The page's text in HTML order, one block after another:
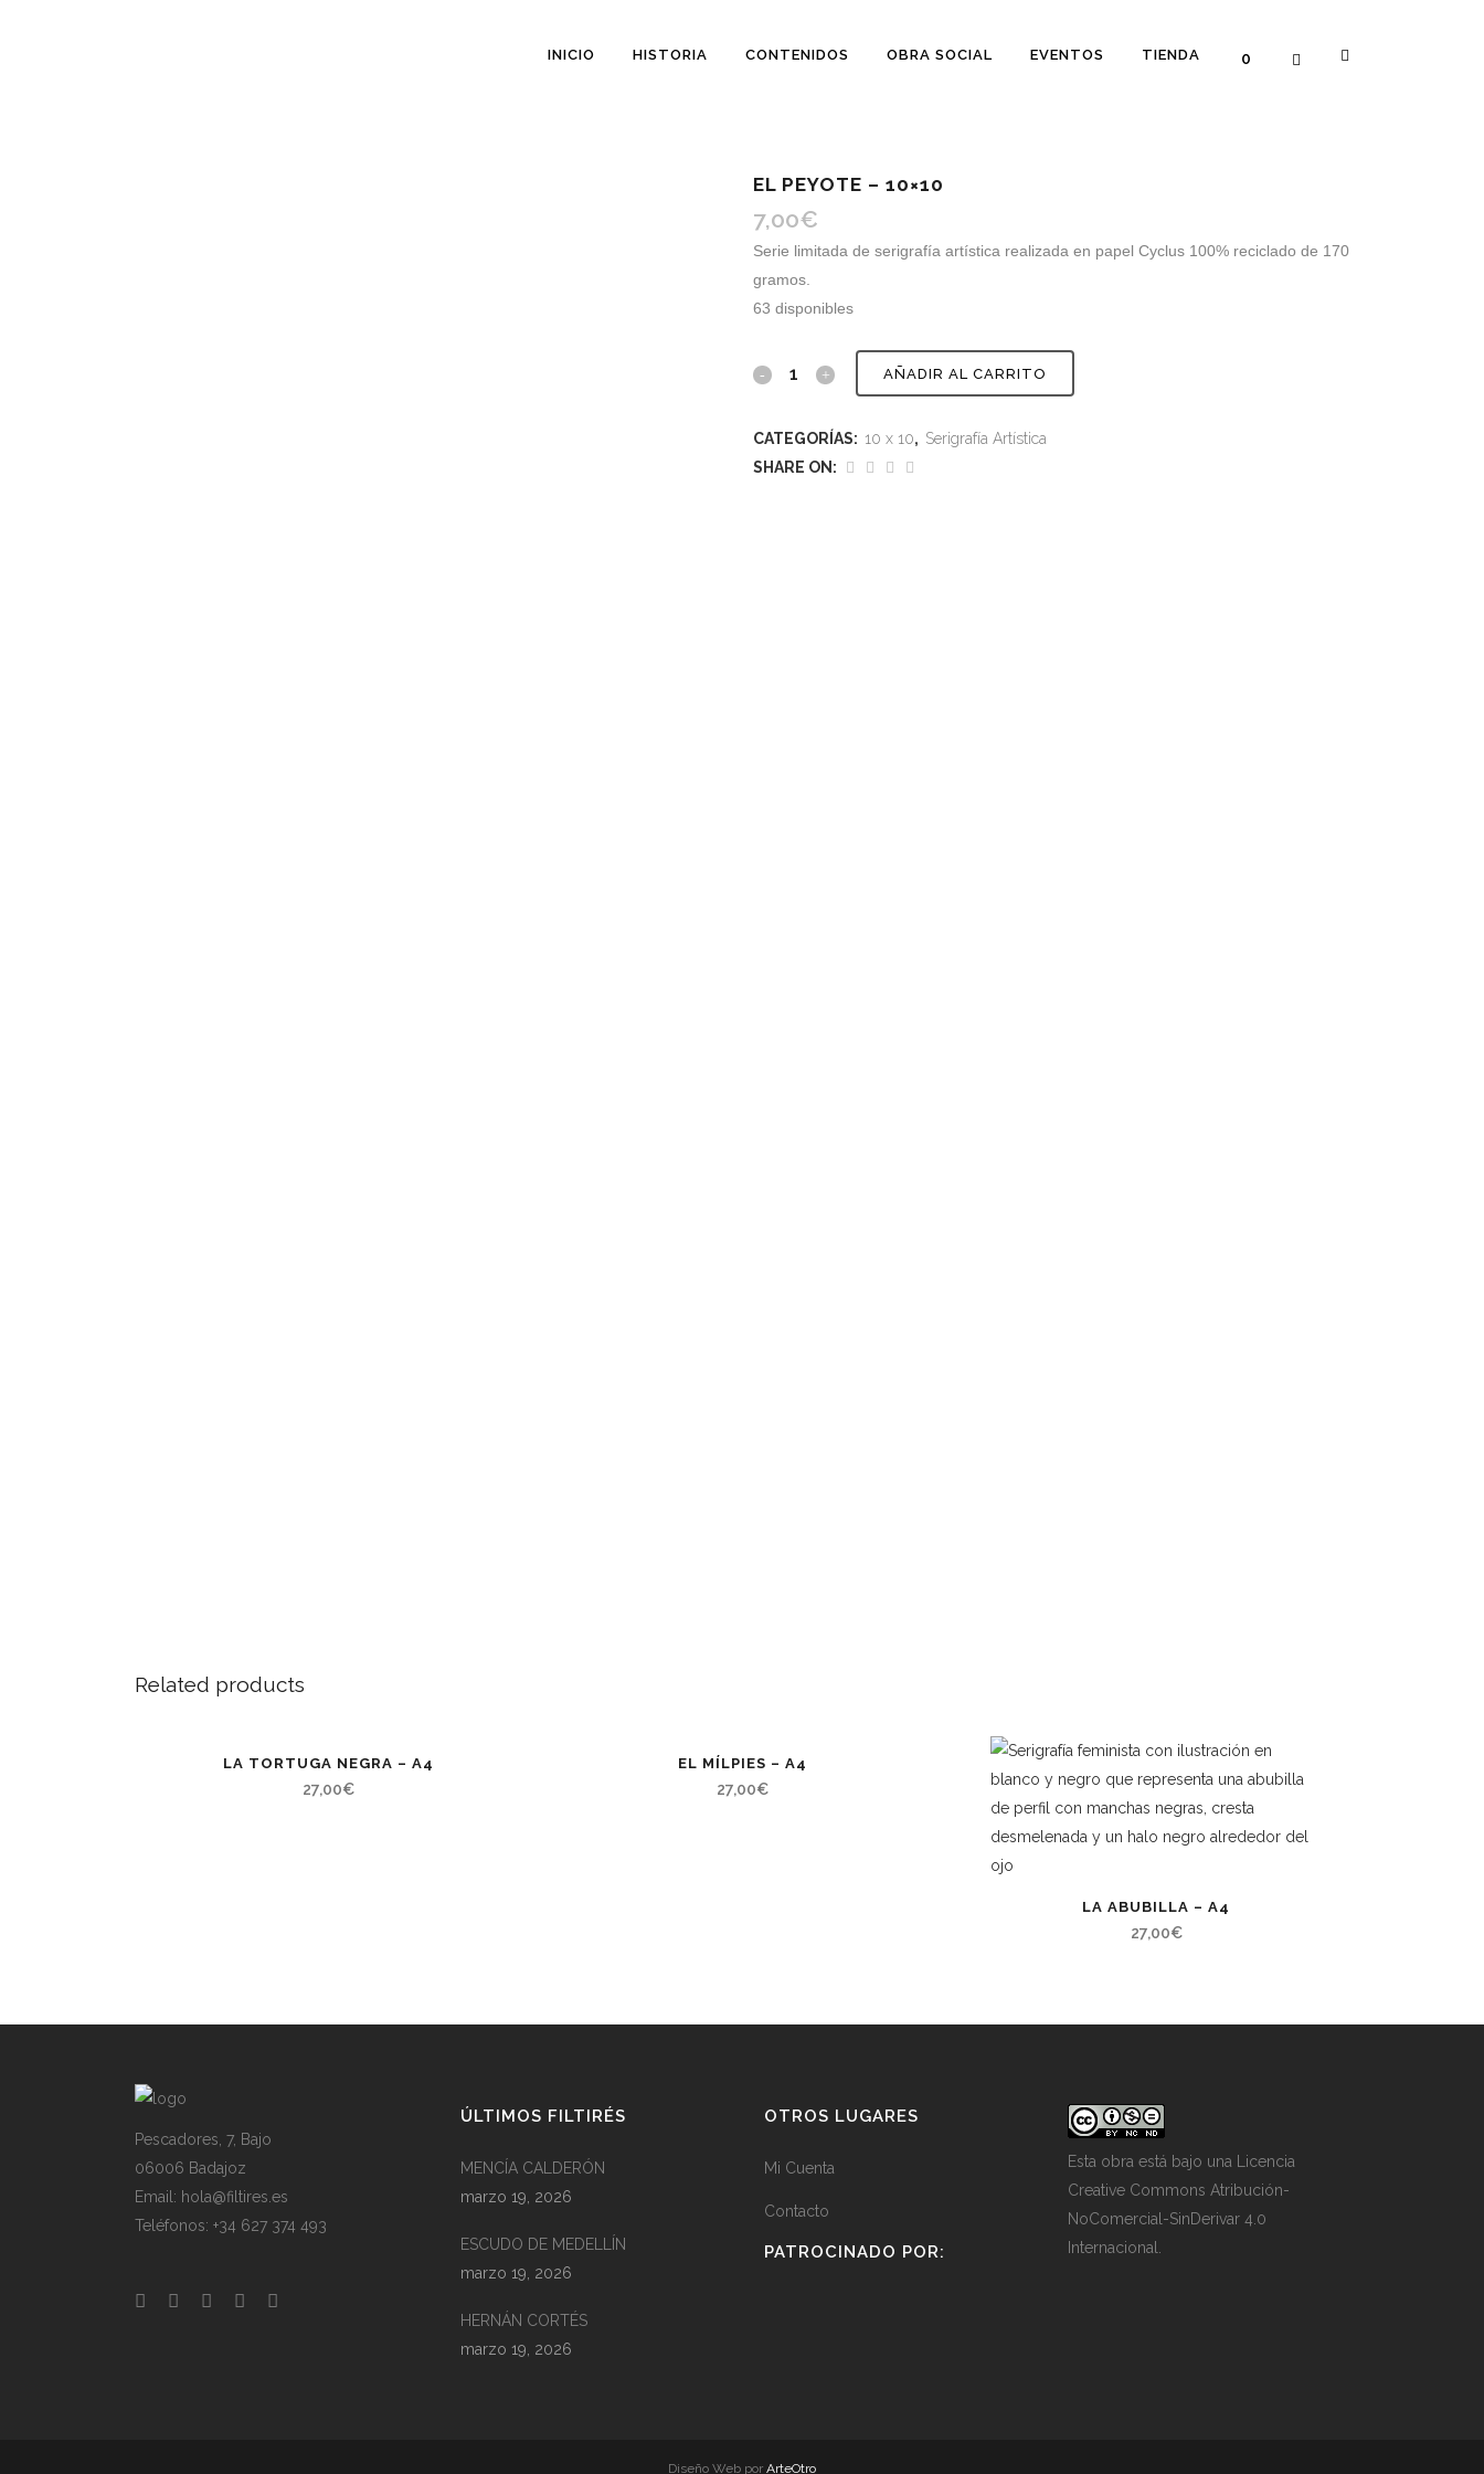
0
INICIO HISTORIA CONTENIDOS OBRA SOCIAL EVENTOS TIENDA
EL PEYOTE – 10×10
7,00€
Serie limitada de serigrafía artística realizada en papel Cyclus 100% reciclado de 170
gramos.
63 disponibles
AÑADIR AL CARRITO
CATEGORÍAS: 10 x 10, Serigrafía Artística
SHARE ON:
Related products
LA TORTUGA NEGRA – A4
27,00€
EL MÍLPIES – A4
27,00€
LA ABUBILLA – A4
27,00€
Pescadores, 7, Bajo
06006 Badajoz
Email: hola@filtires.es
Teléfonos: +34 627 374 493
ÚLTIMOS FILTIRÉS
MENCÍA CALDERÓN
marzo 19, 2026
ESCUDO DE MEDELLÍN
marzo 19, 2026
HERNÁN CORTÉS
marzo 19, 2026
OTROS LUGARES
Mi Cuenta
Contacto
PATROCINADO POR:
Esta obra está bajo una
Licencia
Creative Commons Atribución-
NoComercial-SinDerivar 4.0
Internacional
Diseño Web por ArteOtro